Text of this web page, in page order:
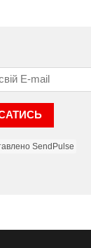
SendPulse